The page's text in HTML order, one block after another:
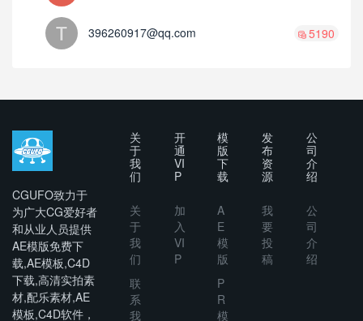
396260917@qq.com 5190
CGUFO致力于
为广大CG爱好者
和从业人员提供
AE模版免费下
载,AE模板,C4D
下载,高清实拍素
材,配乐素材,AE
模板,C4D软件，
关
于
我
们
关
于
我
们
联
系
我
开
通
VI
P
加
入
VI
P
模
版
下
载
A
E
模
版
P
R
模
发
布
资
源
我
要
投
稿
公
司
介
绍
公
司
介
绍